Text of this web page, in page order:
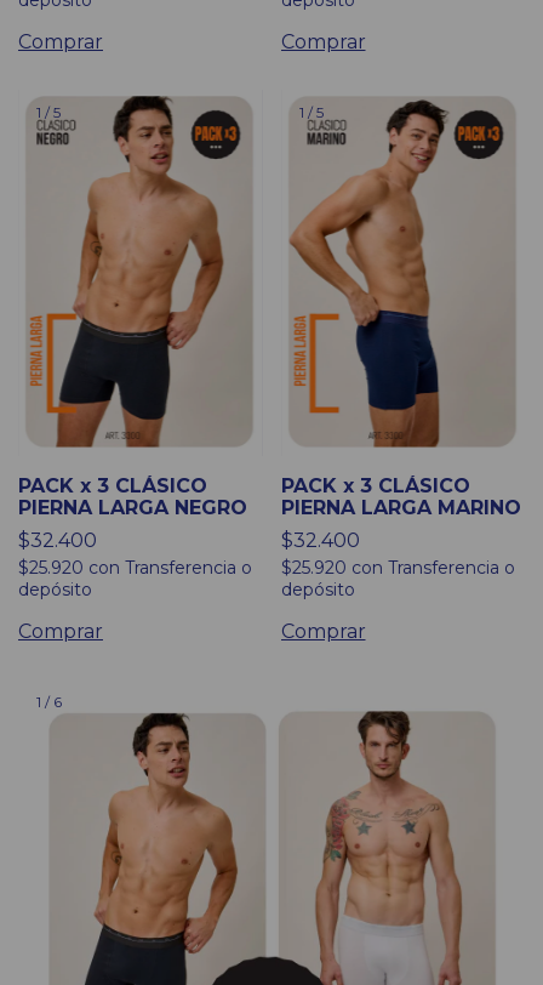
Comprar Comprar
1 / 5
PACK x 3 CLÁSICO
PIERNA LARGA NEGRO
$32.400
$25.920 con Transferencia o
depósito
Comprar
1 / 5
PACK x 3 CLÁSICO
PIERNA LARGA MARINO
$32.400
$25.920 con Transferencia o
depósito
Comprar
1 / 6